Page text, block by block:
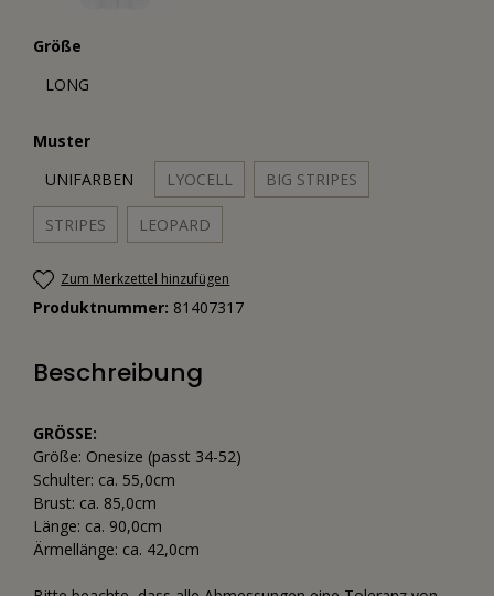
Größe
LONG
Muster
UNIFARBEN
LYOCELL BIG STRIPES
STRIPES LEOPARD
Zum Merkzettel hinzufügen
Produktnummer: 81407317
Beschreibung
GRÖSSE:
Größe: Onesize (passt 34-52)
Schulter: ca. 55,0cm
Brust: ca. 85,0cm
Länge: ca. 90,0cm
Ärmellänge: ca. 42,0cm